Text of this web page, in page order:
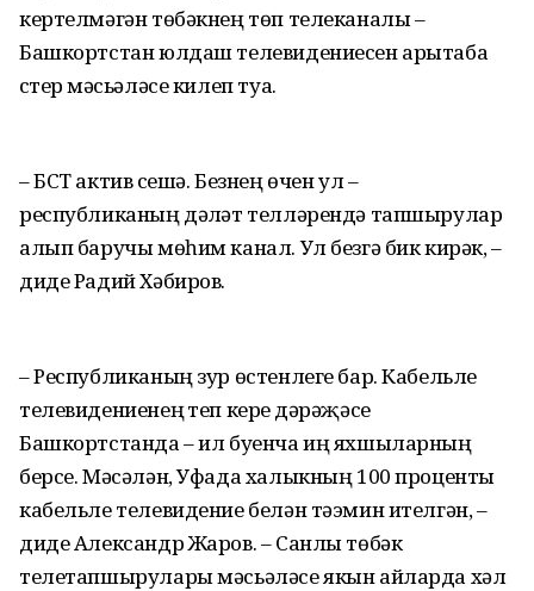
кертелмәгән төбәкнең төп телеканалы –
Башкортстан юлдаш телевидениесен арытаба
үстерү мәсьәләсе килеп туа.
– БСТ актив үсешә. Безнең өчен ул –
республиканың дәүләт телләрендә тапшырулар
алып баручы мөһим канал. Ул безгә бик кирәк, –
диде Радий Хәбиров.
– Республиканың зур өстенлеге бар. Кабельле
телевидениенең үтеп керүе дәрәҗәсе
Башкортстанда – ил буенча иң яхшыларның
берсе. Мәсәлән, Уфада халыкның 100 проценты
кабельле телевидение белән тәэмин ителгән, –
диде Александр Жаров. – Санлы төбәк
телетапшырулары мәсьәләсе якын айларда хәл